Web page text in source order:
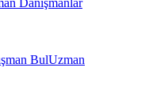
Danışmanlar
BulUzman